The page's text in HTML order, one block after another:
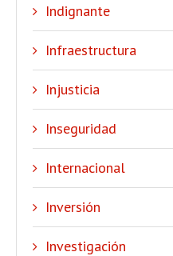
Indignante
Infraestructura
Injusticia
Inseguridad
Internacional
Inversión
Investigación